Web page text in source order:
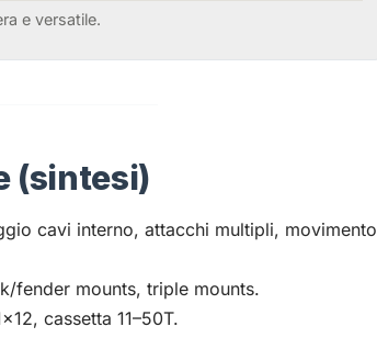
e versatile.
(sintesi)
cavi interno, attacchi multipli, movimento
fender mounts, triple mounts.
cassetta 11–50T.